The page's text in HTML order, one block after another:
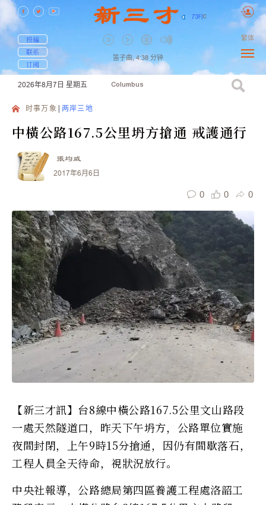
73F| C
投稿
联系
订阅
笛子曲, 4:38 分钟
繁体
2026年8月7日 星期五 Columbus
时事万象 两岸三地
中橫公路167.5公里坍方搶通 戒護通行
張均威
2017年6月6日
0 0 0
【新三才訊】台8線中橫公路167.5公里文山路段
一處天然隧道口，昨天下午坍方，公路單位實施
夜間封閉，上午9時15分搶通，因仍有間歇落石，
工程人員全天待命，視狀況放行。
中央社報導，公路總局第四區養護工程處洛韶工